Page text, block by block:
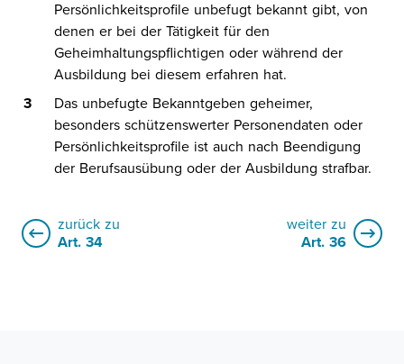
Persönlichkeitsprofile unbefugt bekannt gibt, von
denen er bei der Tätigkeit für den
Geheimhaltungspflichtigen oder während der
Ausbildung bei die­sem erfahren hat.
Das unbefugte Bekanntgeben geheimer,
besonders schützenswerter Personendaten oder
Persönlichkeitsprofile ist auch nach Beendigung
der Berufsausübung oder der Ausbildung strafbar.
zurück zu
Art. 34
weiter zu
Art. 36